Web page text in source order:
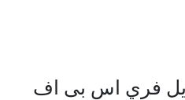
اويل فري اس بى اف